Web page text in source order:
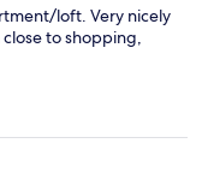
loft. Very nicely
to shopping,